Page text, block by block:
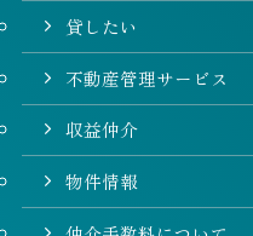
貸したい
不動産管理サービス
収益仲介
物件情報